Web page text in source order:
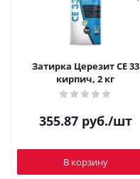
Затирка Церезит CE 33
кирпич, 2 кг
355.87руб./шт
В корзину